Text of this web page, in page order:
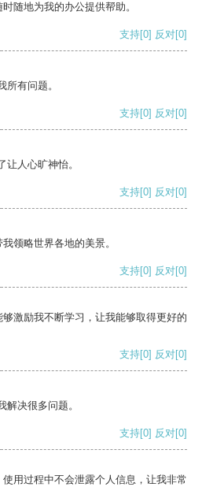
随地为我的办公提供帮助。
支持[0] 反对[0]
有问题。
支持[0] 反对[0]
人心旷神怡。
支持[0] 反对[0]
领略世界各地的美景。
支持[0] 反对[0]
激励我不断学习，让我能够取得更好的
支持[0] 反对[0]
决很多问题。
支持[0] 反对[0]
用过程中不会泄露个人信息，让我非常